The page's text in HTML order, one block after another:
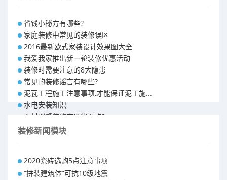
省钱小秘方有哪些?
家庭装修中常见的装修误区
2016最新欧式家装设计效果图大全
我爱我家推出新一轮装修优惠活动
装修时需要注意的8大隐患
常见的装修谣言有哪些?
泥瓦工程施工注意事项,才能保证泥工施...
水电安装知识
乡村别墅装修有哪些要点?
别墅怎样装修之装修技巧
昆明110平米装修预算 装修报价清单
昆明100平米装修多少钱
装修新闻模块
2020瓷砖选购5点注意事项
“拼装建筑体”可抗10级地震